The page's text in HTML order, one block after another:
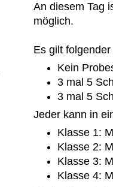
An diesem Tag
möglich.
Es gilt
Kein
3 mal 5
3 mal 5
Jeder kann in
Klasse 1:
Klasse 2:
Klasse 3:
Klasse 4: